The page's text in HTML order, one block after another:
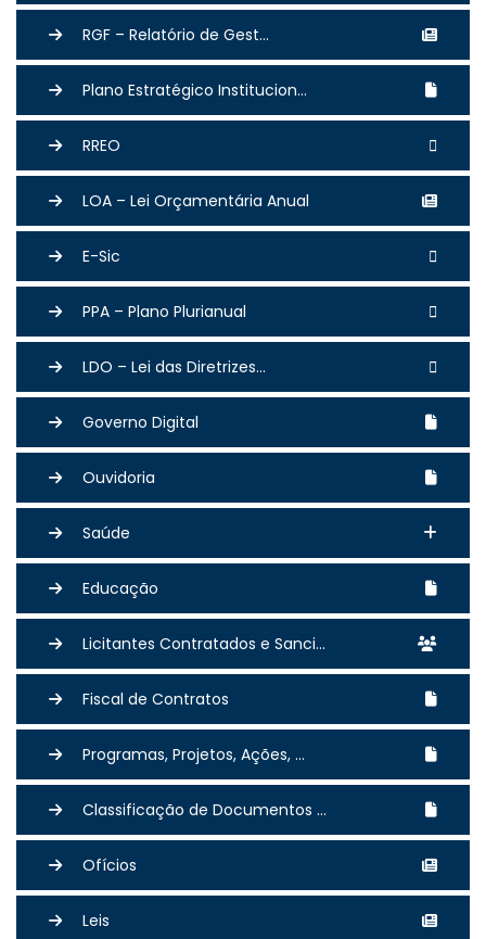
RGF – Relatório de Gest...
Plano Estratégico Institucion...
RREO
LOA – Lei Orçamentária Anual
E-Sic
PPA – Plano Plurianual
LDO – Lei das Diretrizes...
Governo Digital
Ouvidoria
Saúde
Educação
Licitantes Contratados e Sanci...
Fiscal de Contratos
Programas, Projetos, Ações, ...
Classificação de Documentos ...
Ofícios
Leis